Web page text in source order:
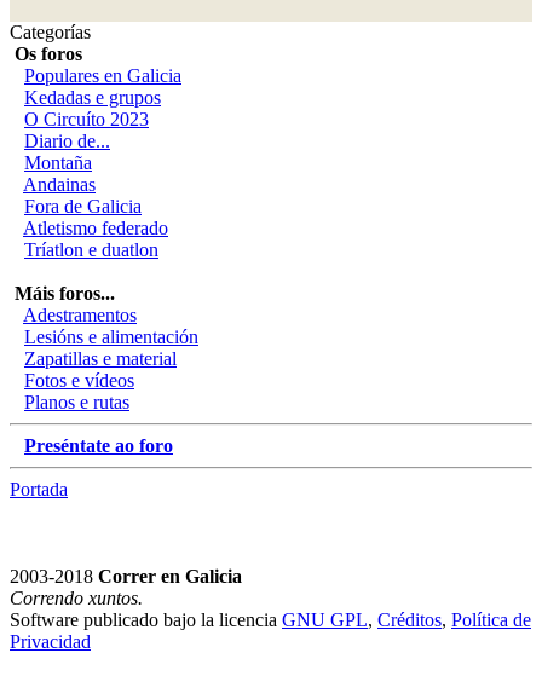
Categorías
Os foros
Populares en Galicia
Kedadas e grupos
O Circuíto 2023
Diario de...
Montaña
Andainas
Fora de Galicia
Atletismo federado
Tríatlon e duatlon
Máis foros...
Adestramentos
Lesións e alimentación
Zapatillas e material
Fotos e vídeos
Planos e rutas
Preséntate ao foro
Portada
2003-2018 Correr en Galicia
Correndo xuntos.
Software publicado bajo la licencia GNU GPL, Créditos, Política de
Privacidad